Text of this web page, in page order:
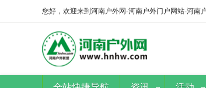
您好，欢迎来到河南户外网-河南户外门户网站-河南